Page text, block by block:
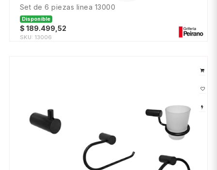
set de 6 piezas linea 13000
Disponible
$ 189.499,52
SKU: 13006